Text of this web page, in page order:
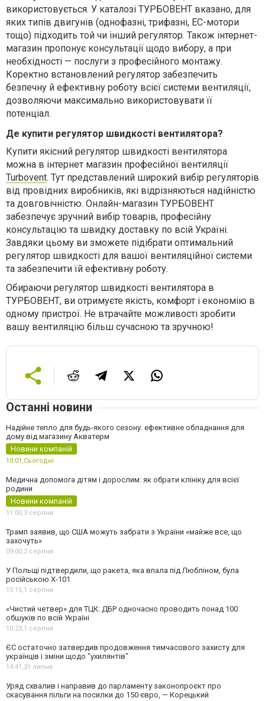
використовується. У каталозі ТУРБОВЕНТ вказано, для
яких типів двигунів (однофазні, трифазні, EC-мотори
тощо) підходить той чи інший регулятор. Також інтернет-
магазин пропонує консультації щодо вибору, а при
необхідності — послуги з професійного монтажу.
Коректно встановлений регулятор забезпечить
безпечну й ефективну роботу всієї системи вентиляції,
дозволяючи максимально використовувати її
потенціал.
Де купити регулятор швидкості вентилятора?
Купити якісний регулятор швидкості вентилятора
можна в інтернет магазин професійної вентиляції
Turbovent. Тут представлений широкий вибір регуляторів
від провідних виробників, які відрізняються надійністю
та довговічністю. Онлайн-магазин ТУРБОВЕНТ
забезпечує зручний вибір товарів, професійну
консультацію та швидку доставку по всій Україні.
Завдяки цьому ви зможете підібрати оптимальний
регулятор швидкості для вашої вентиляційної системи
та забезпечити їй ефективну роботу.
Обираючи регулятор швидкості вентилятора в
ТУРБОВЕНТ, ви отримуєте якість, комфорт і економію в
одному пристрої. Не втрачайте можливості зробити
вашу вентиляцію більш сучасною та зручною!
Останні новини
Надійне тепло для будь-якого сезону: ефективне обладнання для
дому від магазину Акватерм
Новини компаній
10:01,Сьогодні
Медична допомога дітям і дорослим: як обрати клініку для всієї
родини
Новини компаній
11:00,3 серпня
Трамп заявив, що США можуть забрати з України «майже все, що
захочуть»
09:00,2 серпня
У Польщі підтвердили, що ракета, яка впала під Любліном, була
російською Х-101
15:15,1 серпня
«Чистий четвер» для ТЦК: ДБР одночасно проводить понад 100
обшуків по всій Україні
10:23,1 серпня
ЄС остаточно затвердив продовження тимчасового захисту для
українців і зміни щодо "ухилянтів"
14:41,31 липня
Уряд схвалив і направив до парламенту законопроєкт про
скасування пільги на посилки до 150 євро, — Корецький